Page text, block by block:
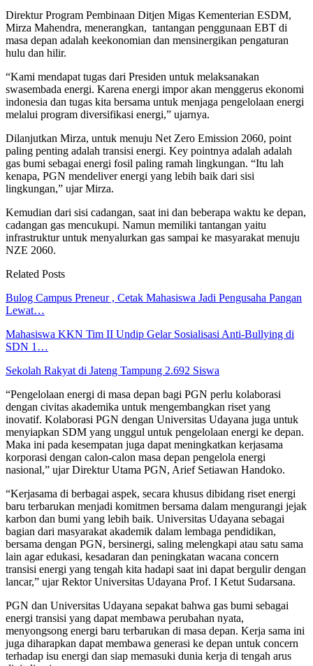
Direktur Program Pembinaan Ditjen Migas Kementerian ESDM,
Mirza Mahendra, menerangkan, tantangan penggunaan EBT di
masa depan adalah keekonomian dan mensinergikan pengaturan
hulu dan hilir.
“Kami mendapat tugas dari Presiden untuk melaksanakan
swasembada energi. Karena energi impor akan menggerus ekonomi
indonesia dan tugas kita bersama untuk menjaga pengelolaan energi
melalui program diversifikasi energi,” ujarnya.
Dilanjutkan Mirza, untuk menuju Net Zero Emission 2060, point
paling penting adalah transisi energi. Key pointnya adalah adalah
gas bumi sebagai energi fosil paling ramah lingkungan. “Itu lah
kenapa, PGN mendeliver energi yang lebih baik dari sisi
lingkungan,” ujar Mirza.
Kemudian dari sisi cadangan, saat ini dan beberapa waktu ke depan,
cadangan gas mencukupi. Namun memiliki tantangan yaitu
infrastruktur untuk menyalurkan gas sampai ke masyarakat menuju
NZE 2060.
Related Posts
Bulog Campus Preneur , Cetak Mahasiswa Jadi Pengusaha Pangan
Lewat…
Mahasiswa KKN Tim II Undip Gelar Sosialisasi Anti-Bullying di
SDN 1…
Sekolah Rakyat di Jateng Tampung 2.692 Siswa
“Pengelolaan energi di masa depan bagi PGN perlu kolaborasi
dengan civitas akademika untuk mengembangkan riset yang
inovatif. Kolaborasi PGN dengan Universitas Udayana juga untuk
menyiapkan SDM yang unggul untuk pengelolaan energi ke depan.
Maka ini pada kesempatan juga dapat meningkatkan kerjasama
korporasi dengan calon-calon masa depan pengelola energi
nasional,” ujar Direktur Utama PGN, Arief Setiawan Handoko.
“Kerjasama di berbagai aspek, secara khusus dibidang riset energi
baru terbarukan menjadi komitmen bersama dalam mengurangi jejak
karbon dan bumi yang lebih baik. Universitas Udayana sebagai
bagian dari masyarakat akademik dalam lembaga pendidikan,
bersama dengan PGN, bersinergi, saling melengkapi atau satu sama
lain agar edukasi, kesadaran dan peningkatan wacana concern
transisi energi yang tengah kita hadapi saat ini dapat bergulir dengan
lancar,” ujar Rektor Universitas Udayana Prof. I Ketut Sudarsana.
PGN dan Universitas Udayana sepakat bahwa gas bumi sebagai
energi transisi yang dapat membawa perubahan nyata,
menyongsong energi baru terbarukan di masa depan. Kerja sama ini
juga diharapkan dapat membawa generasi ke depan untuk concern
terhadap isu energi dan siap memasuki dunia kerja di tengah arus